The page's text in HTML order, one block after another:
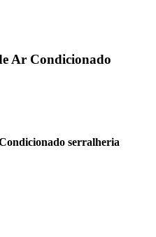
Ar Condicionado
serralheria